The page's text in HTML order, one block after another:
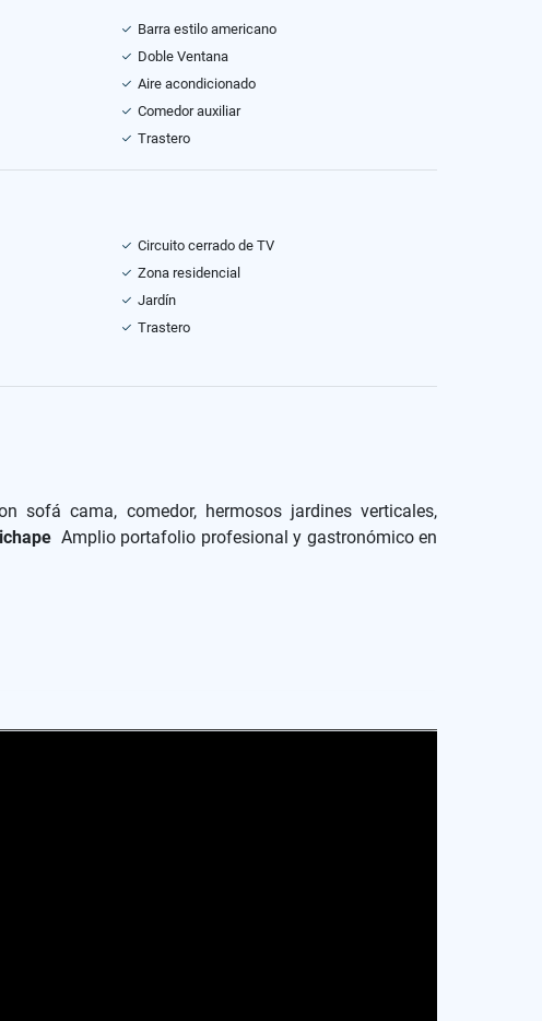
Barra estilo americano
Doble Ventana
Aire acondicionado
Comedor auxiliar
Trastero
Circuito cerrado de TV
Zona residencial
Jardín
Trastero
sofá cama, comedor, hermosos jardines verticales,
Amplio portafolio profesional y gastronómico en